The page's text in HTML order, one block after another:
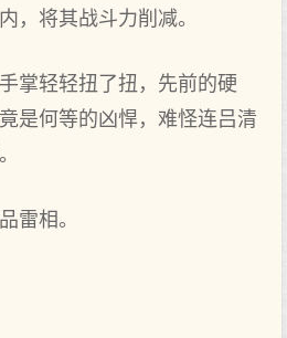
，将其战斗力削减。
掌轻轻扭了扭，先前的硬
是何等的凶悍，难怪连吕清
雷相。